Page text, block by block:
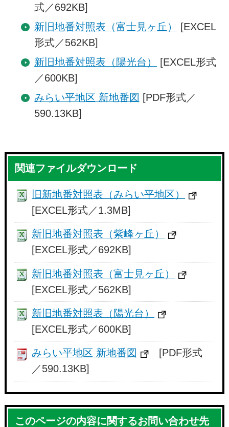
式／692KB]
新旧地番対照表（富士見ヶ丘）
[EXCEL
形式／562KB]
新旧地番対照表（陽光台）
[EXCEL形式
／600KB]
みらい平地区 新地番図 [PDF形式／
590.13KB]
関連ファイルダウンロード
旧新地番対照表（みらい平地区）
[EXCEL形式／1.3MB]
新旧地番対照表（紫峰ヶ丘）
[EXCEL形式／692KB]
新旧地番対照表（富士見ヶ丘）
[EXCEL形式／562KB]
新旧地番対照表（陽光台）
[EXCEL形式／600KB]
みらい平地区 新地番図
[PDF形式
／590.13KB]
このページの内容に関するお問い合わせ先